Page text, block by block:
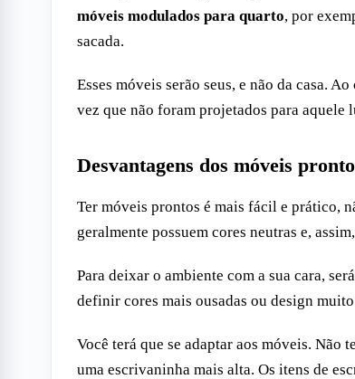
móveis modulados para quarto, por
sacada.
Esses móveis serão seus, e não da casa.
vez que não foram projetados para aquele
Desvantagens dos móveis
Ter móveis prontos é mais fácil e prático,
geralmente possuem cores neutras e,
Para deixar o ambiente com a sua cara,
definir cores mais ousadas ou design
Você terá que se adaptar aos móveis. Não
uma escrivaninha mais alta. Os itens de